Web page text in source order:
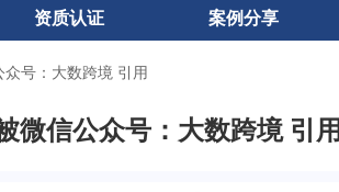
资质认证 案例分享
众号：大数跨境 引用
微信公众号：大数跨境 引用